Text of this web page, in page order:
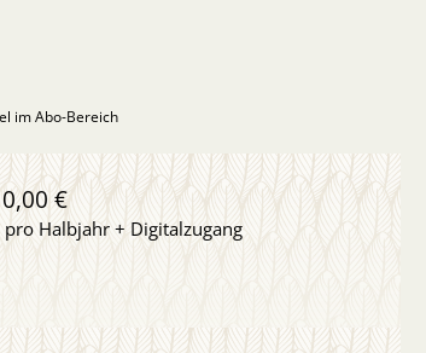
im Abo-Bereich
€
Halbjahr + Digitalzugang